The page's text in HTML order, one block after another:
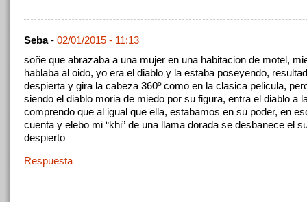
Seba- 02/01/2015 - 11:13
soñe que abrazaba a una mujer en una habitacion de motel,
hablaba al oido, yo era el diablo y la estaba poseyendo,
despierta y gira la cabeza 360º como en la clasica pelicula,
siendo el diablo moria de miedo por su figura, entra el diablo a
comprendo que al igual que ella, estabamos en su poder, en
cuenta y elebo mi “khi” de una llama dorada se desbanece el
despierto
Respuesta